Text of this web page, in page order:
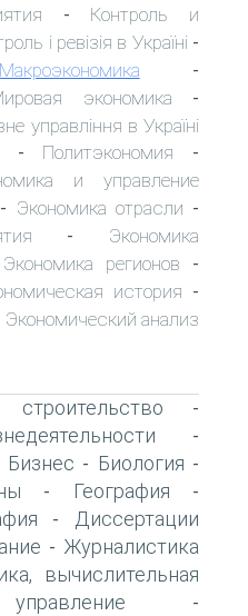
- Контроль и
і ревізія в Україні -
Макроэкономика -
экономика -
управління в Україні
- Политэкономия -
и управление
- Экономика отрасли -
- Экономика
Экономика регионов -
история -
Экономический анализ
-
-
Бизнес - Биология -
- География -
-
Диссертации
- Журналистика
вычислительная
-